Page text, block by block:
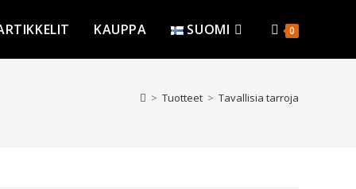
KAUPPA SUOMI 0
> Tuotteet > Tavallisia tarroja